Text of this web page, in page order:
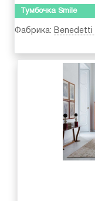
Тумбочка Smile
Фабрика: Benedetti